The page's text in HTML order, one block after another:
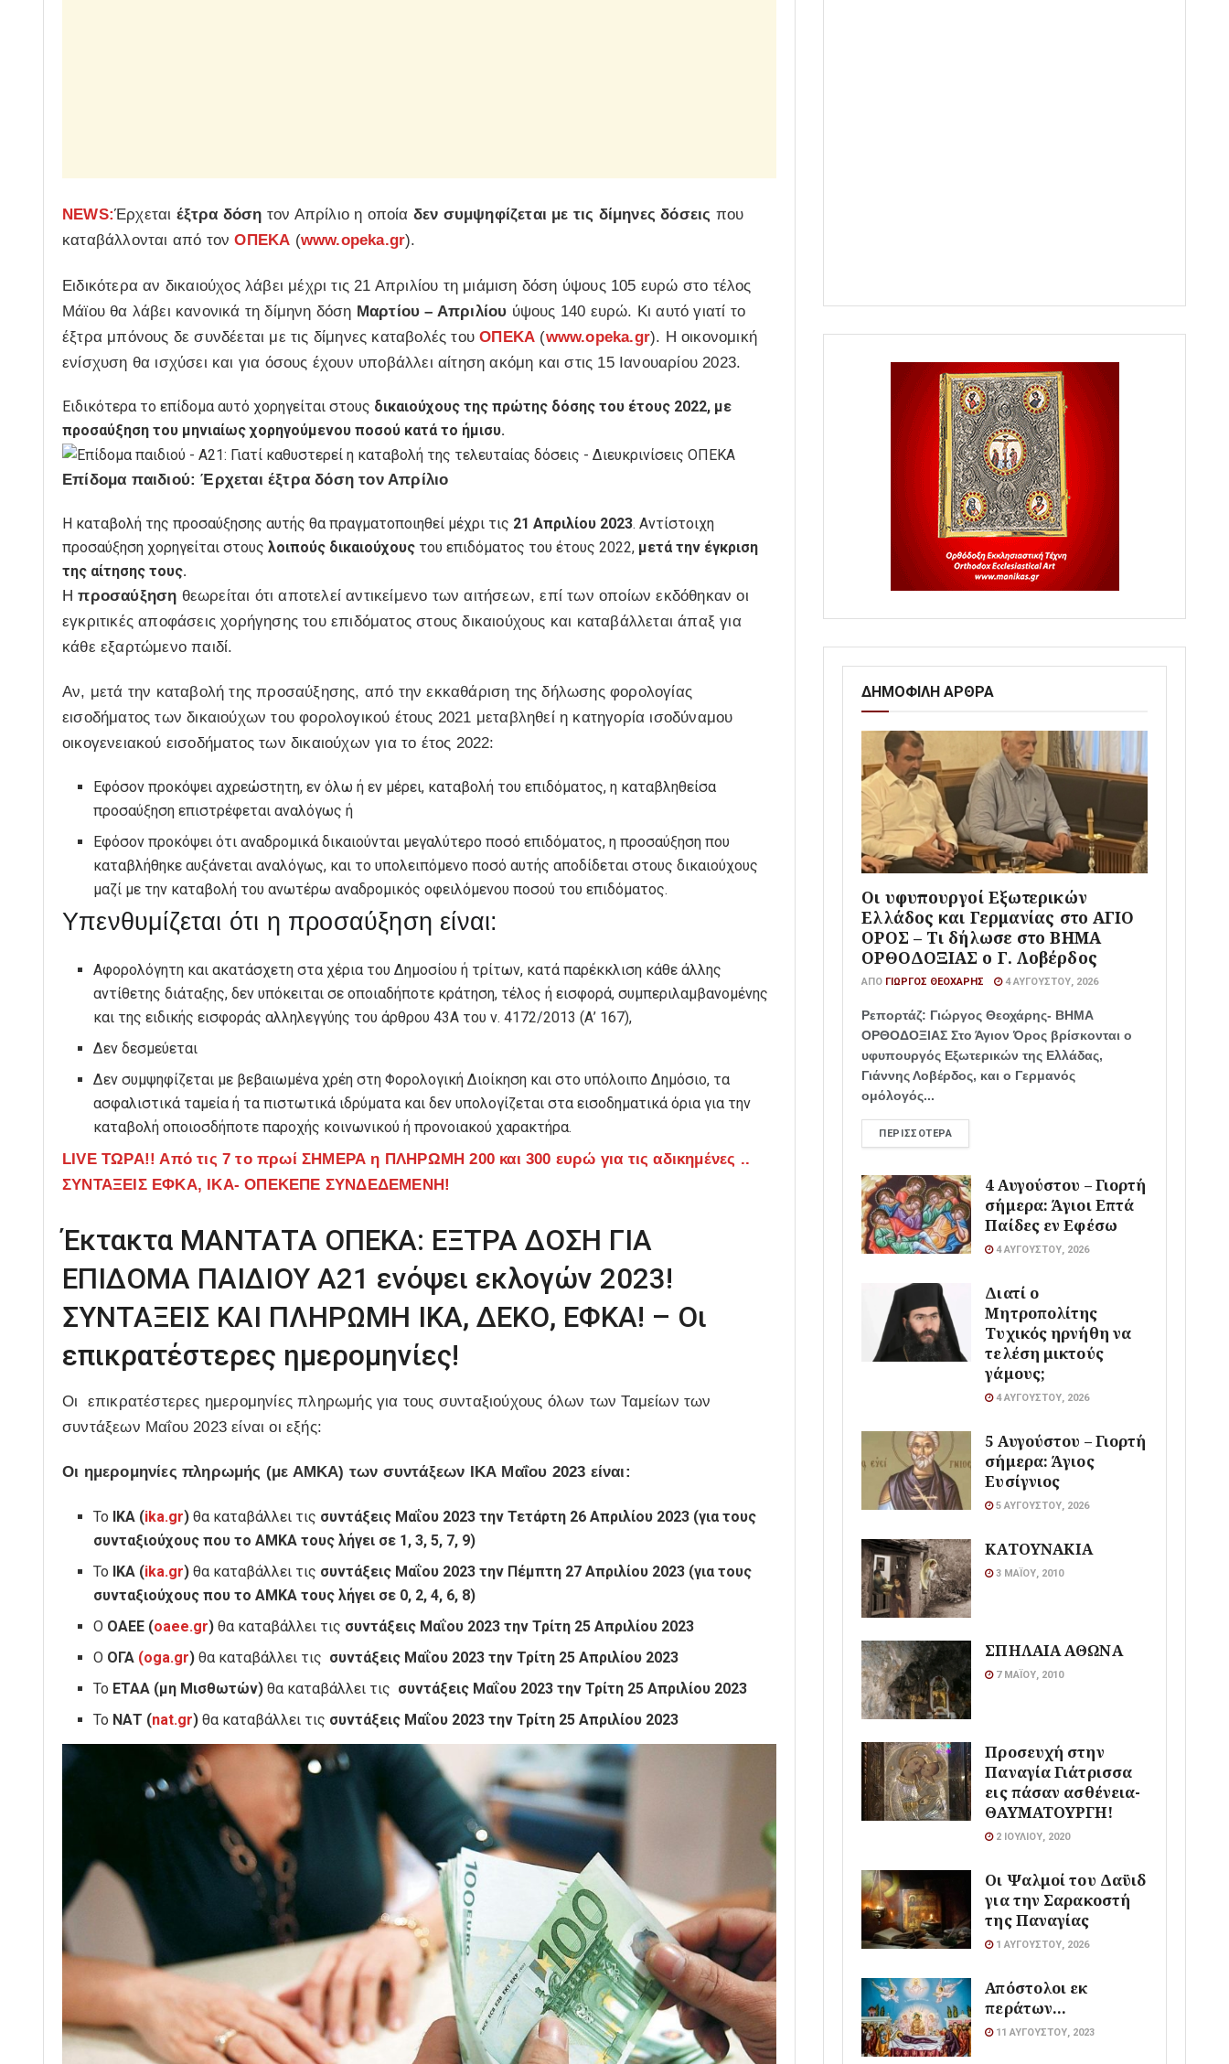
NEWS:Έρχεται έξτρα δόση τον Απρίλιο η οποία δεν συμψηφίζεται με τις δίμηνες δόσεις που
καταβάλλονται από τονΟΠΕΚΑ (www.opeka.gr).
Ειδικότερα αν δικαιούχος λάβει μέχρι τις 21 Απριλίου τη μιάμιση δόση ύψους 105 ευρώ στο τέλος
Μάϊου θα λάβει κανονικά τη δίμηνη δόση Μαρτίου – Απριλίου ύψους 140 ευρώ. Κι αυτό γιατί το
έξτρα μπόνους δε συνδέεται με τις δίμηνες καταβολές τουΟΠΕΚΑ (www.opeka.gr). Η οικονομική
ενίσχυση θα ισχύσει και για όσους έχουν υποβάλλει αίτηση ακόμη και στις 15 Ιανουαρίου 2023.
Ειδικότερα το επίδομα αυτό χορηγείται στους δικαιούχους της πρώτης δόσης του έτους 2022, με
προσαύξηση του μηνιαίως χορηγούμενου ποσού κατά το ήμισυ.
Επίδομα παιδιού: Έρχεται έξτρα δόση τον Απρίλιο
Η καταβολή της προσαύξησης αυτής θα πραγματοποιηθεί μέχρι τις 21 Απριλίου 2023. Αντίστοιχη
προσαύξηση χορηγείται στους λοιπούς δικαιούχους του επιδόματος του έτους 2022, μετά την έγκριση
της αίτησης τους.
Ηπροσαύξηση θεωρείται ότι αποτελεί αντικείμενο των αιτήσεων, επί των οποίων εκδόθηκαν οι
εγκριτικές αποφάσεις χορήγησης του επιδόματος στους δικαιούχους και καταβάλλεται άπαξ για
κάθε εξαρτώμενο παιδί.
Αν, μετά την καταβολή της προσαύξησης, από την εκκαθάριση της δήλωσης φορολογίας
εισοδήματος των δικαιούχων του φορολογικού έτους 2021 μεταβληθεί η κατηγορία ισοδύναμου
οικογενειακού εισοδήματος των δικαιούχων για το έτος 2022:
Εφόσον προκόψει αχρεώστητη, εν όλω ή εν μέρει, καταβολή του επιδόματος, η καταβληθείσα
προσαύξηση επιστρέφεται αναλόγως ή
Εφόσον προκόψει ότι αναδρομικά δικαιούνται μεγαλύτερο ποσό επιδόματος, η προσαύξηση που
καταβλήθηκε αυξάνεται αναλόγως, και το υπολειπόμενο ποσό αυτής αποδίδεται στους δικαιούχους
μαζί με την καταβολή του ανωτέρω αναδρομικός οφειλόμενου ποσού του επιδόματος.
Υπενθυμίζεται ότι η προσαύξηση είναι:
Αφορολόγητη και ακατάσχετη στα χέρια του Δημοσίου ή τρίτων, κατά παρέκκλιση κάθε άλλης
αντίθετης διάταξης, δεν υπόκειται σε οποιαδήποτε κράτηση, τέλος ή εισφορά, συμπεριλαμβανομένης
και της ειδικής εισφοράς αλληλεγγύης του άρθρου 43Α του ν. 4172/2013 (Α’ 167),
Δεν δεσμεύεται
Δεν συμψηφίζεται με βεβαιωμένα χρέη στη Φορολογική Διοίκηση και στο υπόλοιπο Δημόσιο, τα
ασφαλιστικά ταμεία ή τα πιστωτικά ιδρύματα και δεν υπολογίζεται στα εισοδηματικά όρια για την
καταβολή οποιοσδήποτε παροχής κοινωνικού ή προνοιακού χαρακτήρα.
LIVE ΤΩΡΑ!! Από τις 7 το πρωί ΣΗΜΕΡΑ η ΠΛΗΡΩΜΗ 200 και 300 ευρώ για τις αδικημένες ..
ΣΥΝΤΑΞΕΙΣ ΕΦΚΑ, ΙΚΑ- ΟΠΕΚΕΠΕ ΣΥΝΔΕΔΕΜΕΝΗ!
Έκτακτα ΜΑΝΤΑΤΑ ΟΠΕΚΑ: ΕΞΤΡΑ ΔΟΣΗ ΓΙΑ
ΕΠΙΔΟΜΑ ΠΑΙΔΙΟΥ Α21 ενόψει εκλογών 2023!
ΣΥΝΤΑΞΕΙΣ ΚΑΙ ΠΛΗΡΩΜΗ ΙΚΑ, ΔΕΚΟ, ΕΦΚΑ! – Οι
επικρατέστερες ημερομηνίες!
Οι επικρατέστερες ημερομηνίες πληρωμής για τους συνταξιούχους όλων των Ταμείων των
συντάξεων Μαΐου 2023 είναι οι εξής:
Οι ημερομηνίες πληρωμής (με ΑΜΚΑ) των συντάξεων ΙΚΑ Μαΐου 2023 είναι:
Το ΙΚΑ (ika.gr)θα καταβάλλει τις συντάξεις Μαΐου 2023 την Τετάρτη 26 Απριλίου 2023 (για τους
συνταξιούχους που το ΑΜΚΑ τους λήγει σε 1, 3, 5, 7, 9)
Το ΙΚΑ (ika.gr)θα καταβάλλει τις συντάξεις Μαΐου 2023 την Πέμπτη 27 Απριλίου 2023 (για τους
συνταξιούχους που το ΑΜΚΑ τους λήγει σε 0, 2, 4, 6, 8)
Ο ΟΑΕΕ (oaee.gr)θα καταβάλλει τις συντάξεις Μαΐου 2023 την Τρίτη 25 Απριλίου 2023
Ο ΟΓΑ (oga.gr)θα καταβάλλει τις συντάξεις Μαΐου 2023 την Τρίτη 25 Απριλίου 2023
Το ΕΤΑΑ (μη Μισθωτών)θα καταβάλλει τις συντάξεις Μαΐου 2023 την Τρίτη 25 Απριλίου 2023
Το ΝΑΤ (nat.gr)θα καταβάλλει τις συντάξεις Μαΐου 2023 την Τρίτη 25 Απριλίου 2023
ΔΗΜΟΦΙΛΗ ΑΡΘΡΑ
Οι υφυπουργοί Εξωτερικών
Ελλάδος και Γερμανίας στο ΑΓΙΟ
ΟΡΟΣ – Τι δήλωσε στο ΒΗΜΑ
ΟΡΘΟΔΟΞΙΑΣ ο Γ. Λοβέρδος
ΑΠΌ ΓΙΏΡΓΟΣ ΘΕΟΧΆΡΗΣ 4 ΑΥΓΟΎΣΤΟΥ, 2026
Ρεπορτάζ: Γιώργος Θεοχάρης- ΒΗΜΑ
ΟΡΘΟΔΟΞΙΑΣ Στο Άγιον Όρος βρίσκονται ο
υφυπουργός Εξωτερικών της Ελλάδας,
Γιάννης Λοβέρδος, και ο Γερμανός
ομόλογός...
ΠΕΡΙΣΣΌΤΕΡΑ
4 Αυγούστου – Γιορτή
σήμερα: Άγιοι Επτά
Παίδες εν Εφέσω
4 ΑΥΓΟΎΣΤΟΥ, 2026
Διατί ο
Μητροπολίτης
Τυχικός ηρνήθη να
τελέση μικτούς
γάμους;
4 ΑΥΓΟΎΣΤΟΥ, 2026
5 Αυγούστου – Γιορτή
σήμερα: Άγιος
Ευσίγνιος
5 ΑΥΓΟΎΣΤΟΥ, 2026
ΚΑΤΟΥΝΑΚΙΑ
3 ΜΑΪ́ΟΥ, 2010
ΣΠΗΛΑΙΑ ΑΘΩΝΑ
7 ΜΑΪ́ΟΥ, 2010
Προσευχή στην
Παναγία Γιάτρισσα
εις πάσαν ασθένεια-
ΘΑΥΜΑΤΟΥΡΓΗ!
2 ΙΟΥΛΊΟΥ, 2020
Οι Ψαλμοί του Δαϋιδ
για την Σαρακοστή
της Παναγίας
1 ΑΥΓΟΎΣΤΟΥ, 2026
Απόστολοι εκ
περάτων…
11 ΑΥΓΟΎΣΤΟΥ, 2023